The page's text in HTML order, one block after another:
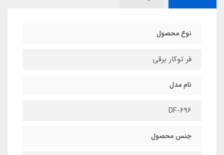
نوع محصول
فر توکار برقی
نام مدل
DF-696
جنس محصول